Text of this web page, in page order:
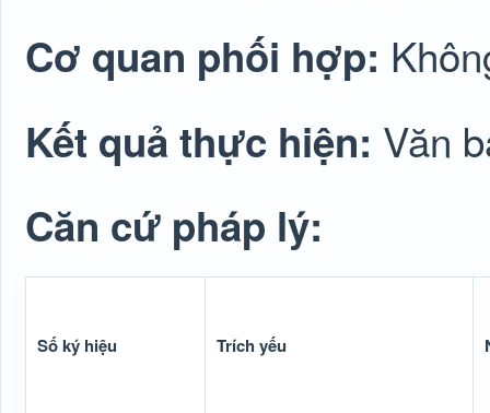
Cơ quan phối hợp:
Kết quả thực hiện: Văn
Căn cứ pháp lý:
Số ký hiệu Trích yếu